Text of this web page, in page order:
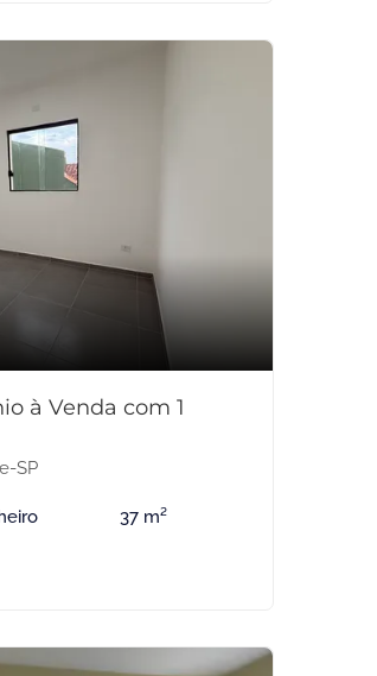
à Venda com 1
SP
37 m²